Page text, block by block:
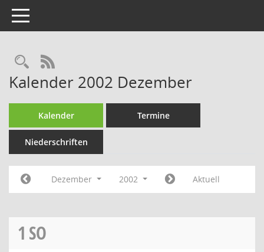
Toggle navigation
Rechercheauswahl
RSS-Feed
Kalender 2002 Dezember
Kalender Termine
Niederschriften
Dezember 2002 Aktuell
1 SO